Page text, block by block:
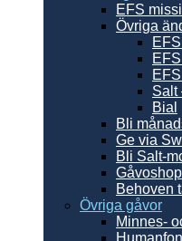
EFS
Övriga
Salt
Bial
Bli
Ge via
Bli Salt-
Gåvoshop
Behoven
Övriga gåvor
Minnes-